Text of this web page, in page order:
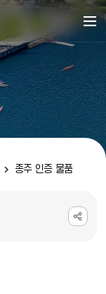
종주 인증 물품